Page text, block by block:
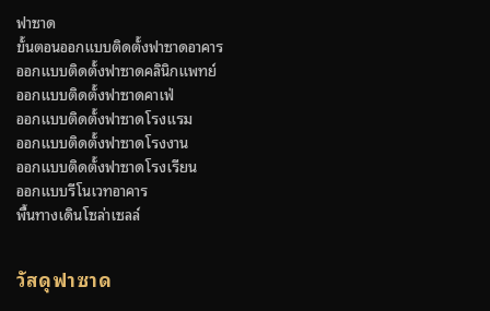
ฟาซาด
ขั้นตอนออกแบบติดตั้งฟาซาดอาคาร
ออกแบบติดตั้งฟาซาดคลินิกแพทย์
ออกแบบติดตั้งฟาซาดคาเฟ่
ออกแบบติดตั้งฟาซาดโรงแรม
ออกแบบติดตั้งฟาซาดโรงงาน
ออกแบบติดตั้งฟาซาดโรงเรียน
ออกแบบรีโนเวทอาคาร
พื้นทางเดินโซล่าเซลล์
วัสดุฟาซาด